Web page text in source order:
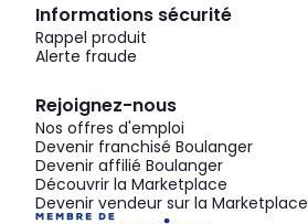
Informations sécurité
Rappel produit
Alerte fraude
Rejoignez-nous
Nos offres d'emploi
Devenir franchisé Boulanger
Devenir affilié Boulanger
Découvrir la Marketplace
Devenir vendeur sur la Marketplace